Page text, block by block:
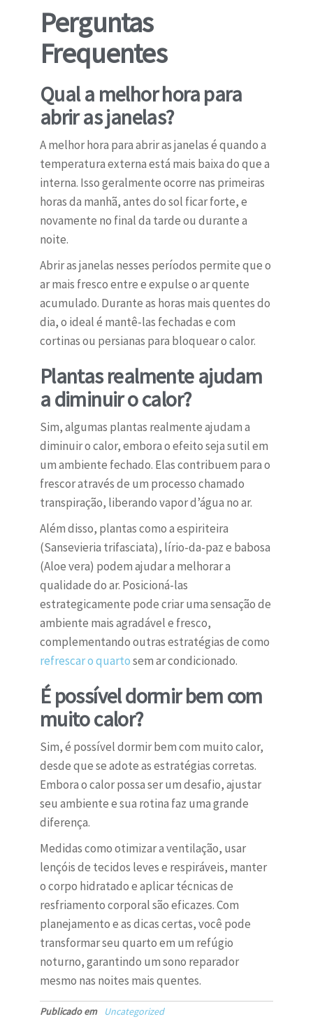
Perguntas
Frequentes
Qual a melhor hora para
abrir as janelas?
A melhor hora para abrir as janelas é quando a
temperatura externa está mais baixa do que a
interna. Isso geralmente ocorre nas primeiras
horas da manhã, antes do sol ficar forte, e
novamente no final da tarde ou durante a
noite.
Abrir as janelas nesses períodos permite que o
ar mais fresco entre e expulse o ar quente
acumulado. Durante as horas mais quentes do
dia, o ideal é mantê-las fechadas e com
cortinas ou persianas para bloquear o calor.
Plantas realmente ajudam
a diminuir o calor?
Sim, algumas plantas realmente ajudam a
diminuir o calor, embora o efeito seja sutil em
um ambiente fechado. Elas contribuem para o
frescor através de um processo chamado
transpiração, liberando vapor d’água no ar.
Além disso, plantas como a espiriteira
(Sansevieria trifasciata), lírio-da-paz e babosa
(Aloe vera) podem ajudar a melhorar a
qualidade do ar. Posicioná-las
estrategicamente pode criar uma sensação de
ambiente mais agradável e fresco,
complementando outras estratégias de como
refrescar o quartosem ar condicionado.
É possível dormir bem com
muito calor?
Sim, é possível dormir bem com muito calor,
desde que se adote as estratégias corretas.
Embora o calor possa ser um desafio, ajustar
seu ambiente e sua rotina faz uma grande
diferença.
Medidas como otimizar a ventilação, usar
lençóis de tecidos leves e respiráveis, manter
o corpo hidratado e aplicar técnicas de
resfriamento corporal são eficazes. Com
planejamento e as dicas certas, você pode
transformar seu quarto em um refúgio
noturno, garantindo um sono reparador
mesmo nas noites mais quentes.
Publicado em Uncategorized